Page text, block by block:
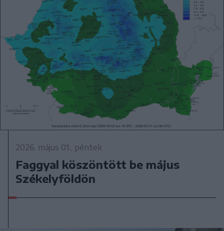
2026. május 01., péntek
Faggyal köszöntött be május
Székelyföldön